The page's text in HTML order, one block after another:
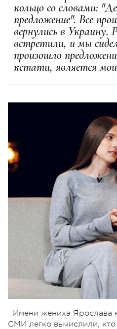
кольцо со словами:
предложение". Все
вернулись в Украину.
встретили, и мы
произошло
кстати, является
Имени жениха Ярослава
СМИ легко вычислили,